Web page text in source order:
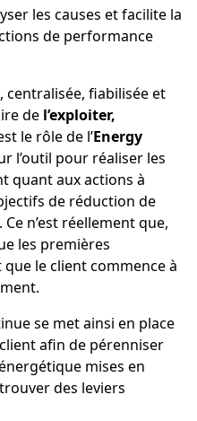
les causes et facilite la
de performance
centralisée, fiabilisée et
de l’exploiter,
le rôle de l’Energy
l’outil pour réaliser les
quant aux actions à
de réduction de
n’est réellement que,
les premières
le client commence à
se met ainsi en place
afin de pérenniser
mises en
des leviers